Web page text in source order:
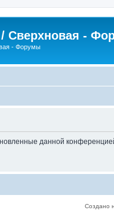
Сверхновая -
- Форумы
данной
Создано